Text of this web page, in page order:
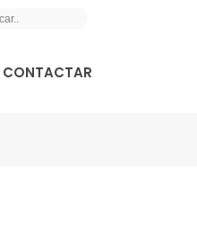
CONTACTAR